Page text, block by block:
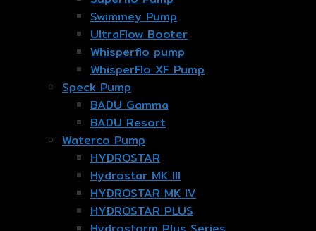
Swimmey Pump
UltraFlow Booter
Whisperflo pump
WhisperFlo XF Pump
Speck Pump
BADU Gamma
BADU Resort
Waterco Pump
HYDROSTAR
Hydrostar MK III
HYDROSTAR MK IV
HYDROSTAR PLUS